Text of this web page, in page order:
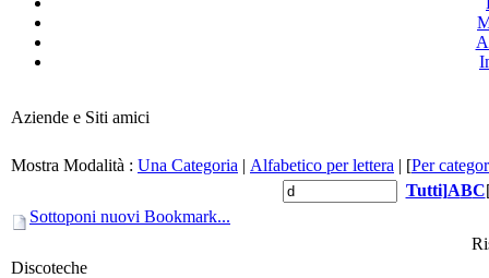
Aziende e Siti amici
Mostra Modalità : Una Categoria | Alfabetico per lettera | [Per
Tutti]ABC
Sottoponi nuovi Bookmark...
Discoteche